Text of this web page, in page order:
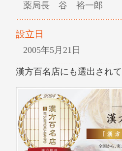
薬局長 谷 裕一郎
設立日
2005年5月21日
漢方百名店にも選出されて